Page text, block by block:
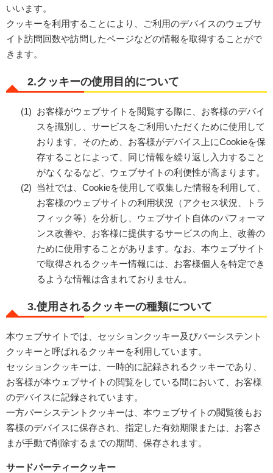
いいます。
クッキーを利用することにより、ご利用のデバイスのウェブサ
イト訪問回数や訪問したページなどの情報を取得することがで
きます。
2.クッキーの使用目的について
お客様がウェブサイトを閲覧する際に、お客様のデバイ
スを識別し、サービスをご利用いただくために使用して
おります。そのため、お客様がデバイス上にCookieを保
存することによって、同じ情報を繰り返し入力すること
がなくなるなど、ウェブサイトの利便性が高まります。
当社では、Cookieを使用して収集した情報を利用して、
お客様のウェブサイトの利用状況（アクセス状況、トラ
フィック等）を分析し、ウェブサイト自体のパフォーマ
ンス改善や、お客様に提供するサービスの向上、改善の
ために使用することがあります。なお、本ウェブサイト
で取得されるクッキー情報には、お客様個人を特定でき
るような情報は含まれておりません。
3.使用されるクッキーの種類について
本ウェブサイトでは、セッションクッキー及びパーシステント
クッキーと呼ばれるクッキーを利用しています。
セッションクッキーは、一時的に記録されるクッキーであり、
お客様が本ウェブサイトの閲覧をしている間において、お客様
のデバイスに記録されています。
一方パーシステントクッキーは、本ウェブサイトの閲覧後もお
客様のデバイスに保存され、指定した有効期限または、お客さ
まが手動で削除するまでの期間、保存されます。
サードパーティークッキー